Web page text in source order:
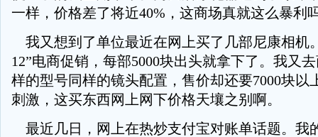
一样，价格差了将近40%，这商场真就这么暴利
我又想到了单位最近在网上买了几部尼康相机
12”电商促销，每部5000块出头就拿下了。我又
样的型号同样的镜头配置，售价却还要7000块以
刺激，这买东西网上网下价格天壤之别啊。
最近几日，网上在热炒支付宝对账单话题。我